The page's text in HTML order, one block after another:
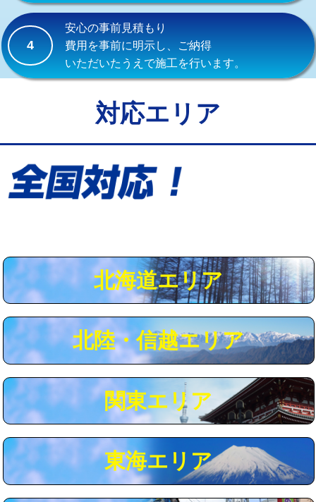
持込商品取付（浄水器・分岐水栓） 16,500円
給水管工事※（ホール加工)
給水管工事※（バンド止め) 3,300円
給水管工事※（保温材使用（バンド止
5,500円
給水管工事※（土の掘削・埋め戻し作
業)
用（追加）/3ｍ超え)
給水管工事※（ライニング鋼管・銅
44,000円
給水管工事※（ライニング鋼管・銅
管・ポリ管・HT管使用/3ｍ超え)
+8,800円
マス交換（土の掘削・埋め戻し作業） 11,000円~
マス交換（深さ50㎝未満） 55,000円
マス交換（深さ50㎝以上） 66,000円
コンクリート斫り（厚さ10㎝まで） 27,500円
コンクリート斫り（厚さ10㎝超え） 38,500円
4
安心の事前見積もり
費用を事前に明示し、ご納得
いただいたうえで施工を行います。
対応エリア
北海道エリア
北陸・信越エリア
関東エリア
東海エリア